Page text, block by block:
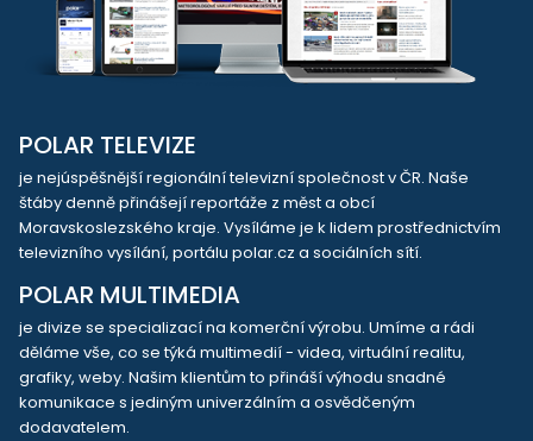
POLAR TELEVIZE
je nejúspěšnější regionální televizní společnost v ČR. Naše
štáby denně přinášejí reportáže z měst a obcí
Moravskoslezského kraje. Vysíláme je k lidem prostřednictvím
televizního vysílání, portálu polar.cz a sociálních sítí.
POLAR MULTIMEDIA
je divize se specializací na komerční výrobu. Umíme a rádi
děláme vše, co se týká multimedií - videa, virtuální realitu,
grafiky, weby. Našim klientům to přináší výhodu snadné
komunikace s jediným univerzálním a osvědčeným
dodavatelem.